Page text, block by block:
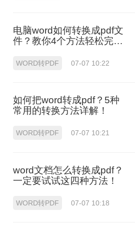
电脑word如何转换成pdf文
件？教你4个方法轻松完成
WORD转PDF 07-07 10:22
如何把word转成pdf？5种
常用的转换方法详解！
WORD转PDF 07-07 10:21
word文档怎么转换成pdf？
一定要试试这四种方法！
WORD转PDF 07-07 10:18